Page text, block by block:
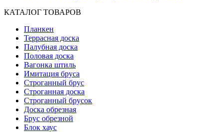
КАТАЛОГ ТОВАРОВ
Планкен
Террасная доска
Палубная доска
Половая доска
Вагонка штиль
Имитация бруса
Строганный брус
Строганная доска
Строганный брусок
Доска обрезная
Брус обрезной
Блок хаус